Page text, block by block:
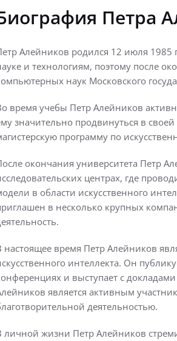
Петра
Алейников родился 12 июля 1985
и технологиям, поэтому после
наук Московского
время учебы Петр Алейников
значительно продвинуться в
программу по
окончания университета Петр
центрах, где
в области искусственного
в несколько крупных
настоящее время Петр Алейников
интеллекта. Он
и выступает с
является активным
деятельностью.
личной жизни Петр Алейников